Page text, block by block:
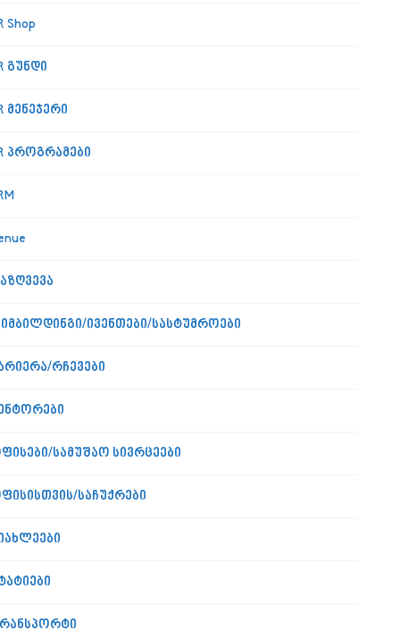
Shop
გუნდი
მენეჯერი
პროგრამები
ივენთები/სასტუმროები
რჩევები
სამუშაო სივრცეები
საჩუქრები